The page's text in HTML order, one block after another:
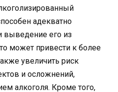
адекватно
выведение его из
может привести к более
увеличить риск
и осложнений,
алкоголя. Кроме того,